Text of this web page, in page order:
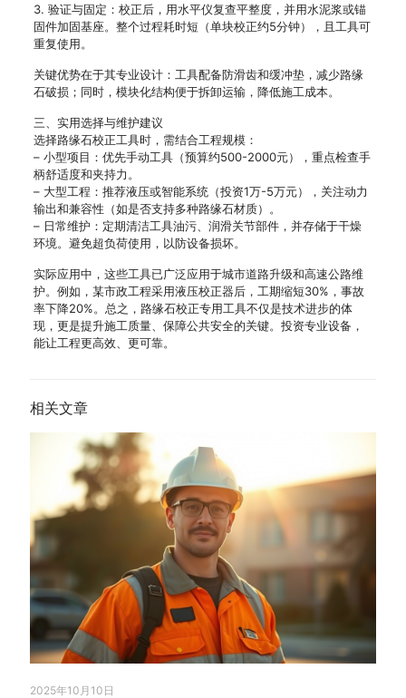
3. 验证与固定：校正后，用水平仪复查平整度，并用水泥浆或锚
固件加固基座。整个过程耗时短（单块校正约5分钟），且工具可
重复使用。
关键优势在于其专业设计：工具配备防滑齿和缓冲垫，减少路缘
石破损；同时，模块化结构便于拆卸运输，降低施工成本。
三、实用选择与维护建议
选择路缘石校正工具时，需结合工程规模：
– 小型项目：优先手动工具（预算约500-2000元），重点检查手
柄舒适度和夹持力。
– 大型工程：推荐液压或智能系统（投资1万-5万元），关注动力
输出和兼容性（如是否支持多种路缘石材质）。
– 日常维护：定期清洁工具油污、润滑关节部件，并存储于干燥
环境。避免超负荷使用，以防设备损坏。
实际应用中，这些工具已广泛应用于城市道路升级和高速公路维
护。例如，某市政工程采用液压校正器后，工期缩短30%，事故
率下降20%。总之，路缘石校正专用工具不仅是技术进步的体
现，更是提升施工质量、保障公共安全的关键。投资专业设备，
能让工程更高效、更可靠。
相关文章
2025年10月10日